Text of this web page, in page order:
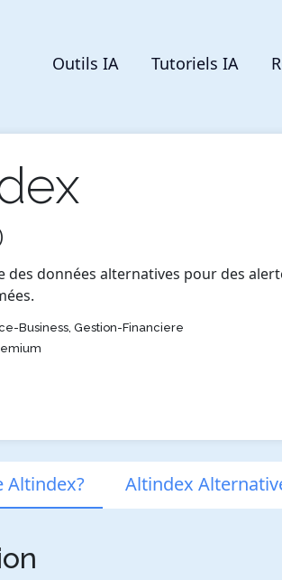
Outils IA Tutoriels IA
des données alternatives pour des
Business, Gestion-Financiere
Altindex? Altindex